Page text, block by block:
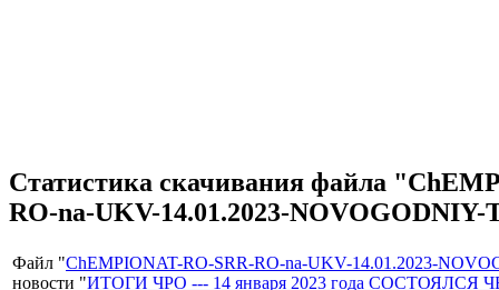
Статистика скачивания файла
RO-na-UKV-14.01.2023-NOVOGODNIY-
Файл "ChEMPIONAT-RO-SRR-RO-na-UKV-14.01.2023-
новости "ИТОГИ ЧРО --- 14 января 2023 года СОСТОЯЛСЯ